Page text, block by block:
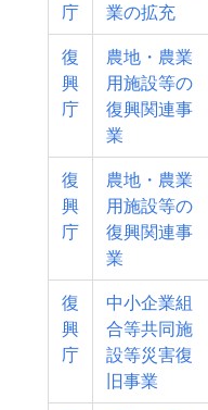
庁
業の拡充
復
興
庁
農地・農業
用施設等の
復興関連事
業
復
興
庁
農地・農業
用施設等の
復興関連事
業
復
興
庁
中小企業組
合等共同施
設等災害復
旧事業